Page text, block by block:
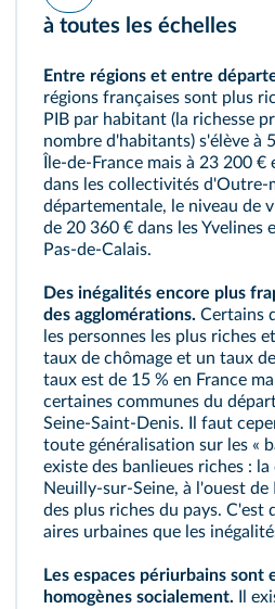
à toutes les échelles
Entre régions et entre
régions françaises sont plus
PIB par habitant (la richesse
nombre d'habitants) s'élève à
Île‑de‑France mais à 23 200
dans les collectivités
départementale, le niveau de
de 20 360 € dans les Yvelines
Pas‑de‑Calais.
Des inégalités encore plus
des agglomérations. Certains
les personnes les plus riches
taux de chômage et un taux
taux est de 15 % en France
certaines communes du
Seine‑Saint‑Denis. Il faut
toute généralisation sur les «
existe des banlieues riches :
Neuilly‑sur‑Seine, à l'ouest
des plus riches du pays. C'est
aires urbaines que les
Les espaces périurbains sont
homogènes socialement. Il